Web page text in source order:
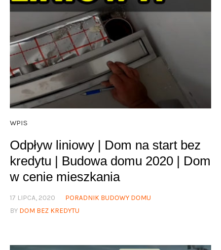
WPIS
Odpływ liniowy | Dom na start bez
kredytu | Budowa domu 2020 | Dom
w cenie mieszkania
17 LIPCA, 2020
PORADNIK BUDOWY DOMU
BY DOM BEZ KREDYTU